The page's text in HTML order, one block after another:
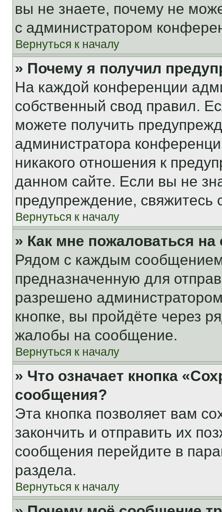
вы не знаете, почему не
с администратором
Вернуться к началу
» Почему я получил
На каждой конференции
собственный свод правил.
можете получить
администратора
никакого отношения к
данном сайте. Если вы не
предупреждение,
Вернуться к началу
» Как мне пожаловаться
Рядом с каждым сообщением
предназначенную для
разрешено
кнопке, вы пройдёте через
жалобы на сообщение.
Вернуться к началу
» Что означает кнопка
сообщения?
Эта кнопка позволяет вам
закончить и отправить их
сообщения перейдите в
раздела.
Вернуться к началу